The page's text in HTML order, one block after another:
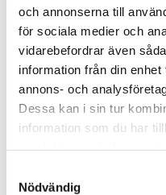
och annonserna till
för sociala medier och
vidarebefordrar även
information från din
annons- och
Dessa kan i sin tur
information som du har
Nödvändig